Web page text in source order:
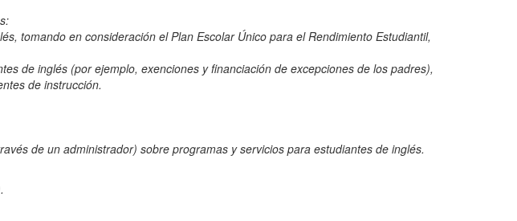
tomando en consideración el Plan Escolar Único para el Rendimiento Estudiantil,
de inglés (por ejemplo, exenciones y financiación de excepciones de los padres),
de instrucción.
de un administrador) sobre programas y servicios para estudiantes de inglés.